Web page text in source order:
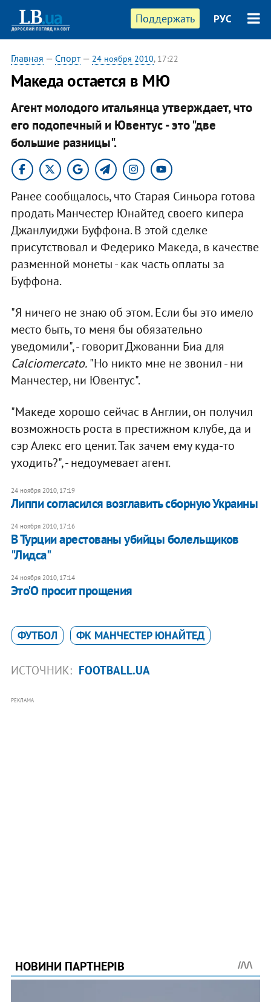
Поддержать РУС
Главная — Спорт— 24 ноября 2010, 17:22
Македа остается в МЮ
Агент молодого итальянца утверждает, что
его подопечный и Ювентус - это "две
большие разницы".
Ранее сообщалось, что Старая Синьора готова
продать Манчестер Юнайтед своего кипера
Джанлуиджи Буффона. В этой сделке
присутствовал и Федерико Македа, в качестве
разменной монеты - как часть оплаты за
Буффона.
"Я ничего не знаю об этом. Если бы это имело
место быть, то меня бы обязательно
уведомили", - говорит Джованни Биа для
Calciomercato."Но никто мне не звонил - ни
Манчестер, ни Ювентус".
"Македе хорошо сейчас в Англии, он получил
возможность роста в престижном клубе, да и
сэр Алекс его ценит. Так зачем ему куда-то
уходить?", - недоумевает агент.
24 ноября 2010, 17:19
Липпи согласился возглавить сборную Украины
24 ноября 2010, 17:16
В Турции арестованы убийцы болельщиков
"Лидса"
24 ноября 2010, 17:14
Это'О просит прощения
ФУТБОЛ ФК МАНЧЕСТЕР ЮНАЙТЕД
ИСТОЧНИК: FOOTBALL.UA
РЕКЛАМА